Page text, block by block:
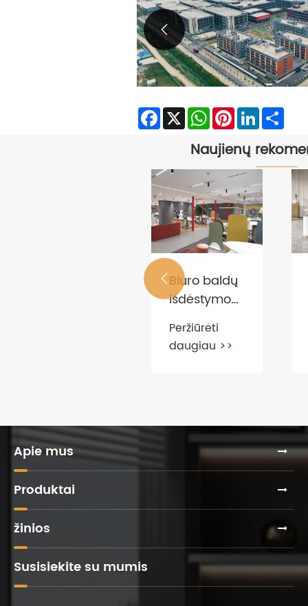

Facebook
X WhatsApp
Pinterest
LinkedIn
Naujienų
Biuro baldų
išdėstymo
Peržiūrėti
daugiau >>

Apie mus
Produktai
žinios
Susisiekite su mumis